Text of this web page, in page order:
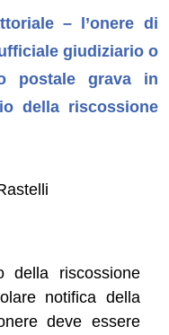
– l’onere di
giudiziario o
postale grava in
della riscossione
della riscossione
notifica della
deve essere